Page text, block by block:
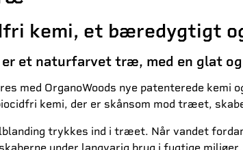
kemi, et bæredygtigt
er et naturfarvet træ, med en glat
med OrganoWoods nye patenterede kemi
kemi, der er skånsom mod træet,
trykkes ind i træet. Når vandet